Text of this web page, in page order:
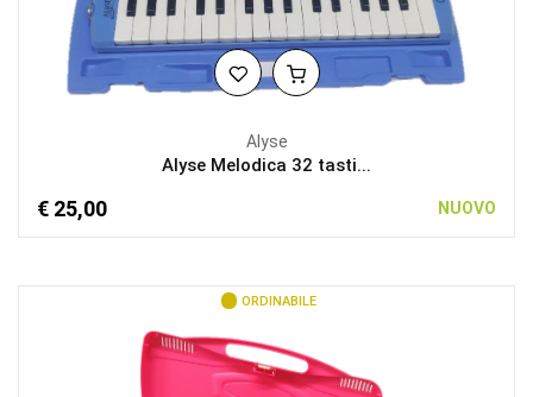
Alyse
Alyse Melodica 32 tasti...
€ 25,00 NUOVO
ORDINABILE